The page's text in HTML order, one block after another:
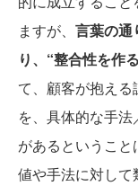
ますが、 言葉の通
り、“整合性を作
て、顧客が抱え
を、具体的な手
があるというこ
値や手法に対し